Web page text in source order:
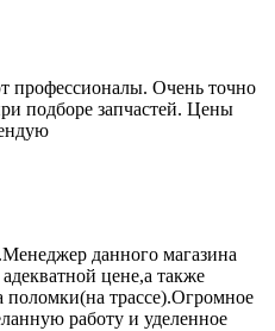
профессионалы. Очень точно
подборе запчастей. Цены
данного магазина
цене,а также
поломки(на трассе).Огромное
работу и уделенное